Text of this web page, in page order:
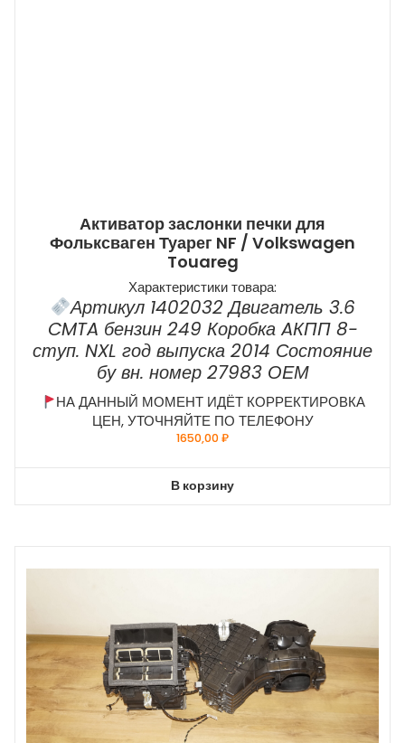
Активатор заслонки печки для
Фольксваген Туарег NF / Volkswagen
Touareg
Характеристики товара:
Артикул 1402032 Двигатель 3.6
CMTA бензин 249 Коробка AКПП 8-
ступ. NXL год выпуска 2014 Состояние
бу вн. номер 27983 ОЕМ
НА ДАННЫЙ МОМЕНТ ИДЁТ КОРРЕКТИРОВКА
ЦЕН, УТОЧНЯЙТЕ ПО ТЕЛЕФОНУ
1650,00₽
В корзину